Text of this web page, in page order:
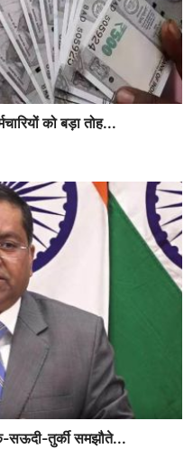
को बड़ा तोह...
सऊदी-तुर्की समझौते...